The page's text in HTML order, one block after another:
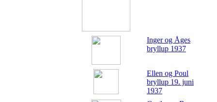
Inger og Åges
bryllup 1937
Ellen og Poul
bryllup 19. juni
1937